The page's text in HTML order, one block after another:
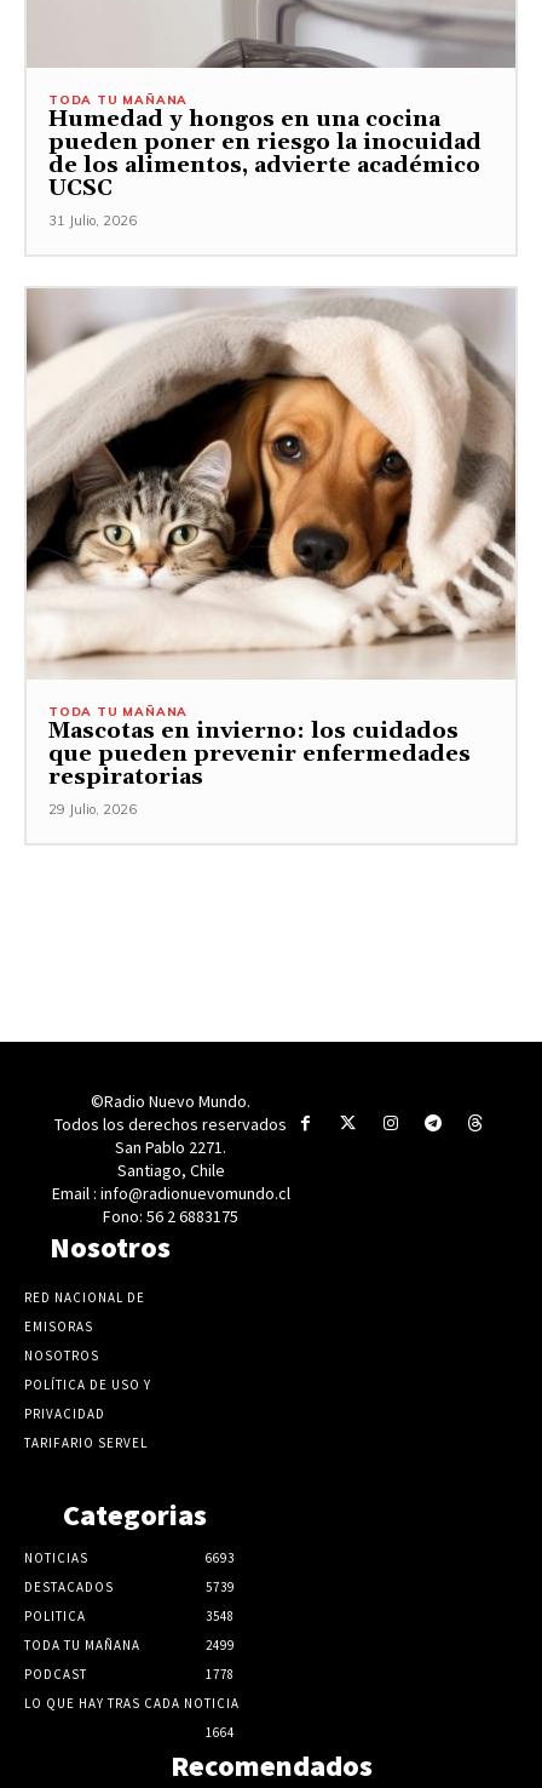
TODA TU MAÑANA
Humedad y hongos en una cocina
pueden poner en riesgo la inocuidad
de los alimentos, advierte académico
UCSC
31 Julio, 2026
TODA TU MAÑANA
Mascotas en invierno: los cuidados
que pueden prevenir enfermedades
respiratorias
29 Julio, 2026
©Radio Nuevo Mundo.
Todos los derechos reservados
San Pablo 2271.
Santiago, Chile
Email : info@radionuevomundo.cl
Fono: 56 2 6883175
Nosotros
RED NACIONAL DE
EMISORAS
NOSOTROS
POLÍTICA DE USO Y
PRIVACIDAD
TARIFARIO SERVEL
Categorias
NOTICIAS
6693
DESTACADOS
5739
POLITICA
3548
TODA TU MAÑANA
2499
PODCAST
1778
LO QUE HAY TRAS CADA NOTICIA
1664
Recomendados